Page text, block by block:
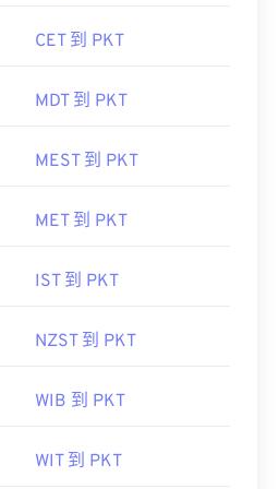
CET 到 PKT
MDT 到 PKT
MEST 到 PKT
MET 到 PKT
IST 到 PKT
NZST 到 PKT
WIB 到 PKT
WIT 到 PKT